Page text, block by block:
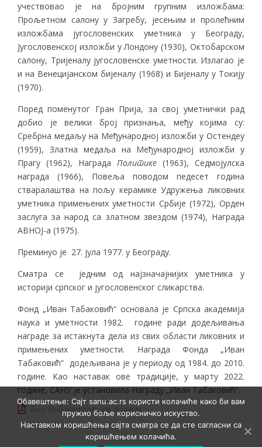
учествовао је на бројним групним изложбама:
Прољетном салону у Загребу, јесењим и пролећним
изложбама југословенских уметника у Београду,
Југословенској изложби у Лондону (1930), Октобарском
салону, Тријеналу југословенске уметности. Излагао је
и на Венецијанском бијеналу (1968) и Бијеналу у Токију
(1970).
Поред поменутог Гран Прија, за свој уметнички рад
добио је велики број признања, међу којима су:
Сребрна медаљу на Међународној изложби у Остендеу
(1959), Златна медаља на Међународној изложби у
Прагу (1962), Награда Политике (1963), Седмојулска
награда (1966), Повеља поводом педесет година
стваралаштва на пољу керамике Удружења ликовних
уметника примењених уметности Србије (1972), Орден
заслуга за народ са златном звездом (1974), Награда
АВНОЈ-а (1975).
Преминуо је 27. јула 1977. у Београду.
Сматра се једним од најзначајнијих уметника у
историји српског и југословенског сликарства.
Фонд „Иван Табаковић“ основала је Српска академија
наука и уметности 1982. године ради додељивања
награде за истакнута дела из свих области ликовних и
примењених уметности. Награда Фонда „Иван
Табаковић“ додељивана је у периоду од 1984. до 2010.
године. Као наставак ове традиције, у марту 2022.
године, САНУ је установила Награду „Иван Табаковић“.
Био-библиографски подаци
Обавештење: Сајт sanu.ac.rs користи колачиће како би вам
пружио боље корисничко искуство.
Наставком коришћења сајта сматра се да сте сагласни са
коришћењем колачића.